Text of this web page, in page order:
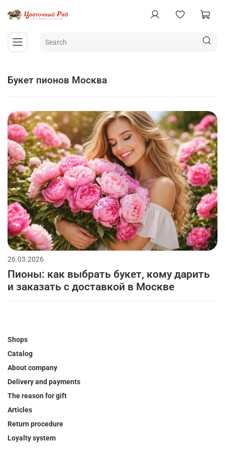
букет пионов Москва
26.03.2026
Пионы: как выбрать букет, кому дарить
и заказать с доставкой в Москве
Shops
Catalog
About company
Delivery and payments
The reason for gift
Articles
Return procedure
Loyalty system